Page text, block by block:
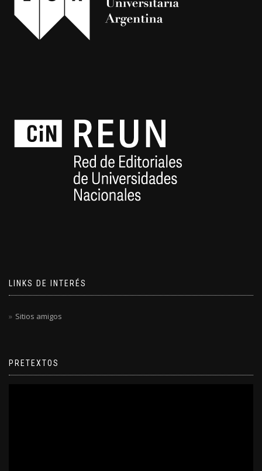
LINKS DE INTERÉS
Sitios amigos
PRETEXTOS